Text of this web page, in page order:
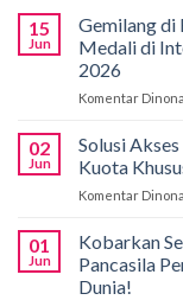
15
Jun
Gemilang di
Medali di
2026
Komentar
02
Jun
Solusi
Kuota
Komentar
01
Jun
Kobarkan
Pancasila
Dunia!